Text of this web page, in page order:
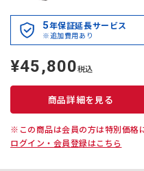
5年保証延長サービス
※追加費用あり
定
価
¥45,800税込
商品詳細を見る
※この商品は会員の方は特別価格
ログイン・会員登録はこちら